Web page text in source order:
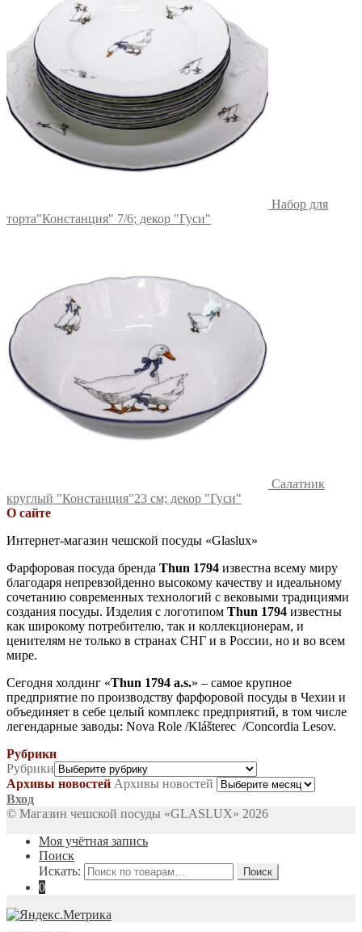
Набор для
торта"Констанция" 7/6; декор "Гуси"
Салатник
круглый "Констанция"23 см; декор "Гуси"
О сайте
Интернет-магазин чешской посуды «Glaslux»
Фарфоровая посуда бренда Thun 1794 известна всему миру
благодаря непревзойденно высокому качеству и идеальному
сочетанию современных технологий с вековыми традициями
создания посуды. Изделия с логотипом Thun 1794 известны
как широкому потребителю, так и коллекционерам, и
ценителям не только в странах СНГ и в России, но и во всем
мире.
Сегодня холдинг «Thun 1794 a.s.» – самое крупное
предприятие по производству фарфоровой посуды в Чехии и
объединяет в себе целый комплекс предприятий, в том числе
легендарные заводы: Nova Role /Klášterec /Concordia Lesov.
Рубрики
Рубрики
Архивы новостей Архивы новостей
Вход
© Магазин чешской посуды «GLASLUX» 2026
Моя учётная запись
Поиск
Искать:
Поиск
0